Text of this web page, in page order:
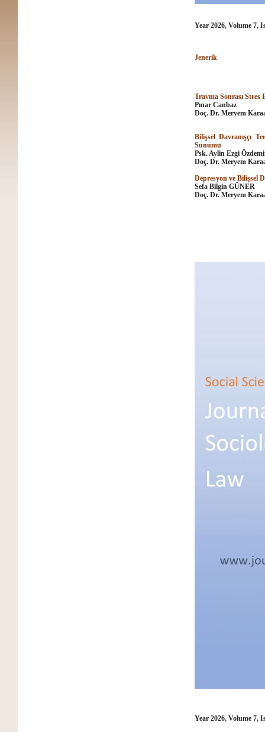
Year 2026, Volume 7,
Jenerik
Travma Sonrası
Pınar Canbaz
Doç. Dr. Meryem
Bilişsel Davranışçı
Sunumu
Psk. Aylin Ezgi
Doç. Dr. Meryem
Depresyon ve Bilişsel
Sefa Bilgin GÜNER
Doç. Dr. Meryem
Year 2026, Volume 7,